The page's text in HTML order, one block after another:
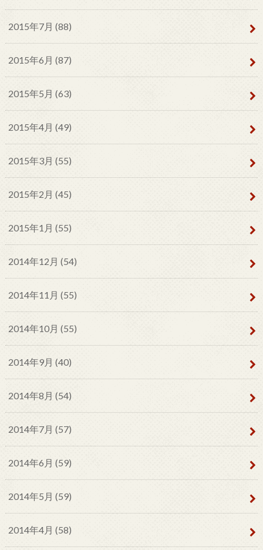
2015年7月 (88)
2015年6月 (87)
2015年5月 (63)
2015年4月 (49)
2015年3月 (55)
2015年2月 (45)
2015年1月 (55)
2014年12月 (54)
2014年11月 (55)
2014年10月 (55)
2014年9月 (40)
2014年8月 (54)
2014年7月 (57)
2014年6月 (59)
2014年5月 (59)
2014年4月 (58)